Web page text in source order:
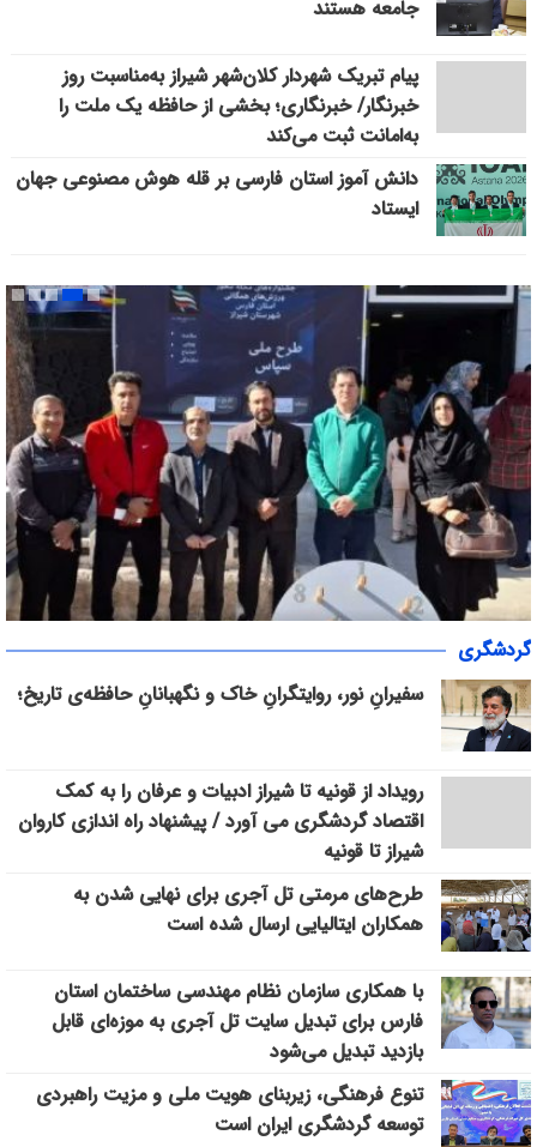
جامعه هستند
پیام تبریک شهردار کلان‌شهر شیراز به‌مناسبت روز
خبرنگار/ خبرنگاری؛ بخشی از حافظه یک ملت را
به‌امانت ثبت می‌کند
دانش آموز استان فارسی بر قله هوش مصنوعی جهان
ایستاد
«سپاس» در میانرود شیراز طنین‌انداز شد/ هم‌افزایی ورزش، فرهنگ و
خدمات اجتماعی با حضور ۳۰۰ شهروند
گردشگری
سفیرانِ نور، روایتگرانِ خاک و نگهبانانِ حافظه‌ی تاریخ؛
رویداد از قونیه تا شیراز ادبیات و عرفان را به کمک
اقتصاد گردشگری می آورد / پیشنهاد راه اندازی کاروان
شیراز تا قونیه
طرح‌های مرمتی تل آجری برای نهایی شدن به
همکاران ایتالیایی ارسال شده است
با همکاری سازمان نظام مهندسی ساختمان استان
فارس برای تبدیل سایت تل آجری به موزه‌ای قابل
بازدید تبدیل می‌شود
تنوع فرهنگی، زیربنای هویت ملی و مزیت راهبردی
توسعه گردشگری ایران است